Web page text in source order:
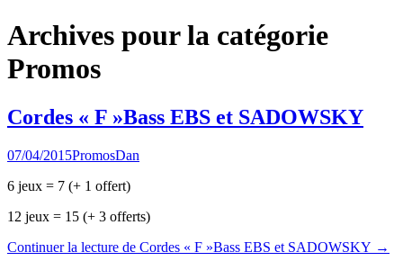
Archives pour la catégorie
Promos
Cordes « F »Bass EBS et SADOWSKY
07/04/2015PromosDan
6 jeux = 7 (+ 1 offert)
12 jeux = 15 (+ 3 offerts)
Continuer la lecture de Cordes « F »Bass EBS et SADOWSKY →